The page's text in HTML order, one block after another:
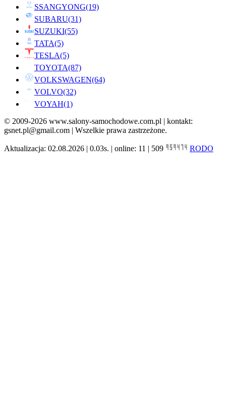
SSANGYONG(19)
SUBARU(31)
SUZUKI(55)
TATA(5)
TESLA(5)
TOYOTA(87)
VOLKSWAGEN(64)
VOLVO(32)
VOYAH(1)
© 2009-2026 www.salony-samochodowe.com.pl | kontakt:
gsnet.pl@gmail.com | Wszelkie prawa zastrzeżone.
Aktualizacja: 02.08.2026 | 0.03s. | online: 11 | 509 RODO